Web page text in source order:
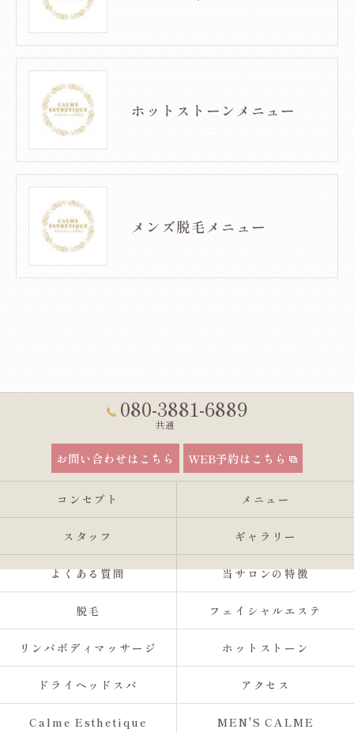
ホットストーンメニュー
メンズ脱毛メニュー
080-3881-6889
共通
お問い合わせはこちら WEB予約はこちら
コンセプト メニュー
スタッフ ギャラリー
よくある質問 当サロンの特徴
脱毛 フェイシャルエステ
リンパボディマッサージ ホットストーン
ドライヘッドスパ アクセス
Calme Esthetique MEN'S CALME